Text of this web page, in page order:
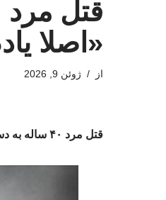
«اصلا
از ژوئن 9, 2026
قتل مرد ۴۰ ساله به دست پسر مست ۲۰ ساله/ «اصلا یادم نمی‌آید ، برای چه اینجا هستم»